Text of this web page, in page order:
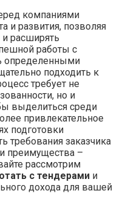
компаниями
и развития, позволяя
расширять
работы с
определенными
подходить к
требует не
но и
выделиться среди
привлекательное
подготовки
требования заказчика
преимущества –
рассмотрим
с тендерами и
дохода для вашей